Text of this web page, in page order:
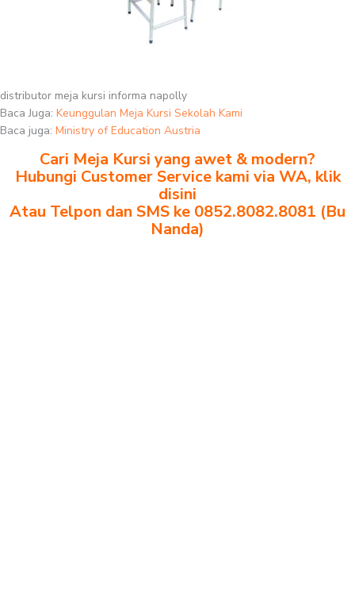
distributor meja kursi informa napolly
Baca Juga: Keunggulan Meja Kursi Sekolah Kami
Baca juga: Ministry of Education Austria
Cari Meja Kursi yang awet & modern?
Hubungi Customer Service kami via WA, klik
disini
Atau Telpon dan SMS ke 0852.8082.8081 (Bu
Nanda)